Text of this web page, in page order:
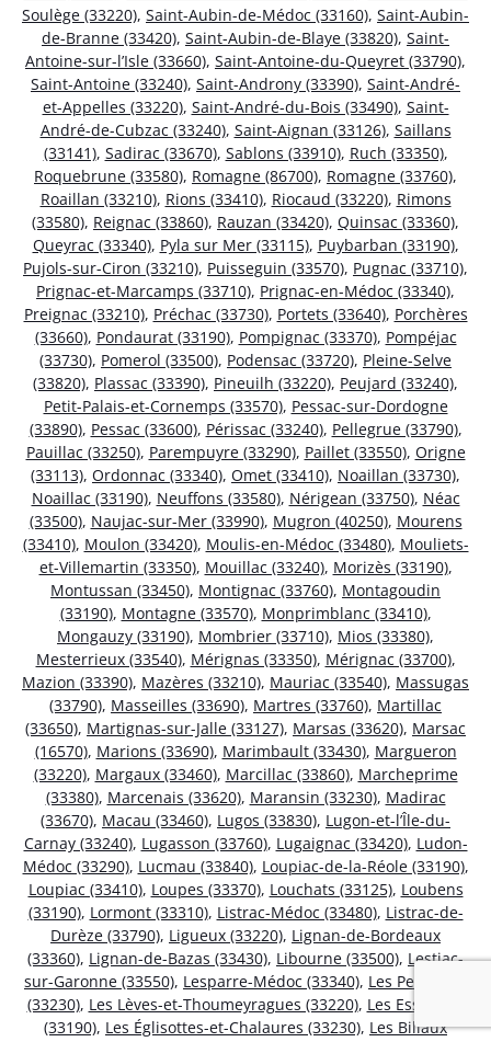
Soulège (33220), Saint-Aubin-de-Médoc (33160), Saint-Aubin-
de-Branne (33420), Saint-Aubin-de-Blaye (33820), Saint-
Antoine-sur-l’Isle (33660), Saint-Antoine-du-Queyret (33790),
Saint-Antoine (33240), Saint-Androny (33390), Saint-André-
et-Appelles (33220), Saint-André-du-Bois (33490), Saint-
André-de-Cubzac (33240), Saint-Aignan (33126), Saillans
(33141), Sadirac (33670), Sablons (33910), Ruch (33350),
Roquebrune (33580), Romagne (86700), Romagne (33760),
Roaillan (33210), Rions (33410), Riocaud (33220), Rimons
(33580), Reignac (33860), Rauzan (33420), Quinsac (33360),
Queyrac (33340), Pyla sur Mer (33115), Puybarban (33190),
Pujols-sur-Ciron (33210), Puisseguin (33570), Pugnac (33710),
Prignac-et-Marcamps (33710), Prignac-en-Médoc (33340),
Preignac (33210), Préchac (33730), Portets (33640), Porchères
(33660), Pondaurat (33190), Pompignac (33370), Pompéjac
(33730), Pomerol (33500), Podensac (33720), Pleine-Selve
(33820), Plassac (33390), Pineuilh (33220), Peujard (33240),
Petit-Palais-et-Cornemps (33570), Pessac-sur-Dordogne
(33890), Pessac (33600), Périssac (33240), Pellegrue (33790),
Pauillac (33250), Parempuyre (33290), Paillet (33550), Origne
(33113), Ordonnac (33340), Omet (33410), Noaillan (33730),
Noaillac (33190), Neuffons (33580), Nérigean (33750), Néac
(33500), Naujac-sur-Mer (33990), Mugron (40250), Mourens
(33410), Moulon (33420), Moulis-en-Médoc (33480), Mouliets-
et-Villemartin (33350), Mouillac (33240), Morizès (33190),
Montussan (33450), Montignac (33760), Montagoudin
(33190), Montagne (33570), Monprimblanc (33410),
Mongauzy (33190), Mombrier (33710), Mios (33380),
Mesterrieux (33540), Mérignas (33350), Mérignac (33700),
Mazion (33390), Mazères (33210), Mauriac (33540), Massugas
(33790), Masseilles (33690), Martres (33760), Martillac
(33650), Martignas-sur-Jalle (33127), Marsas (33620), Marsac
(16570), Marions (33690), Marimbault (33430), Margueron
(33220), Margaux (33460), Marcillac (33860), Marcheprime
(33380), Marcenais (33620), Maransin (33230), Madirac
(33670), Macau (33460), Lugos (33830), Lugon-et-l’Île-du-
Carnay (33240), Lugasson (33760), Lugaignac (33420), Ludon-
Médoc (33290), Lucmau (33840), Loupiac-de-la-Réole (33190),
Loupiac (33410), Loupes (33370), Louchats (33125), Loubens
(33190), Lormont (33310), Listrac-Médoc (33480), Listrac-de-
Durèze (33790), Ligueux (33220), Lignan-de-Bordeaux
(33360), Lignan-de-Bazas (33430), Libourne (33500), Lestiac-
sur-Garonne (33550), Lesparre-Médoc (33340), Les Peintures
(33230), Les Lèves-et-Thoumeyragues (33220), Les Esseintes
(33190), Les Églisottes-et-Chalaures (33230), Les Billaux